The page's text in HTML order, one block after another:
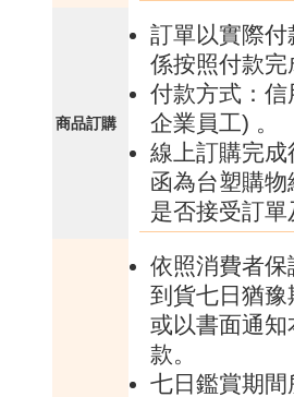
商品訂購
訂單以實際
係按照付款
付款方式：
企業員工) 。
線上訂購完
函為台塑購
是否接受訂
依照消費者
到貨七日猶
或以書面通
款。
七日鑑賞期